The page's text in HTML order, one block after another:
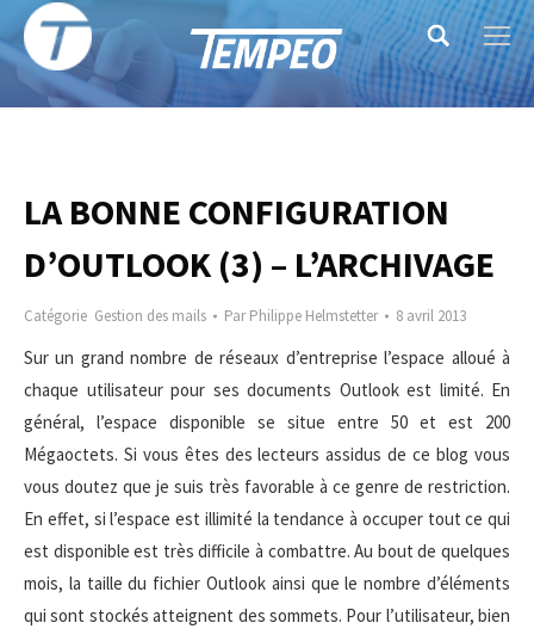
Search:
LA BONNE CONFIGURATION
D’OUTLOOK (3) – L’ARCHIVAGE
Catégorie Gestion des mails ParPhilippe Helmstetter 8 avril 2013
Sur un grand nombre de réseaux d’entreprise l’espace alloué à
chaque utilisateur pour ses documents Outlook est limité. En
général, l’espace disponible se situe entre 50 et est 200
Mégaoctets. Si vous êtes des lecteurs assidus de ce blog vous
vous doutez que je suis très favorable à ce genre de restriction.
En effet, si l’espace est illimité la tendance à occuper tout ce qui
est disponible est très difficile à combattre. Au bout de quelques
mois, la taille du fichier Outlook ainsi que le nombre d’éléments
qui sont stockés atteignent des sommets. Pour l’utilisateur, bien